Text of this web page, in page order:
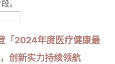
。
「2024年度医疗健康最
创新实力持续领航